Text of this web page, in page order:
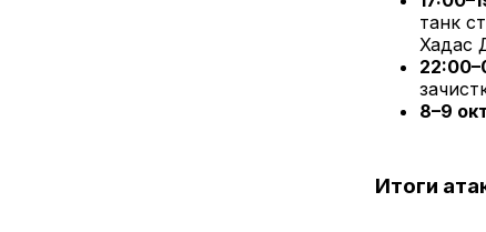
танк
Хадас
8–9
Итоги